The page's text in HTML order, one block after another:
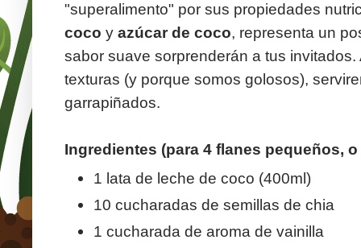
"superalimento" por sus propiedades
coco y azúcar de coco, representa un
sabor suave sorprenderán a tus
texturas (y porque somos golosos),
garrapiñados.
Ingredientes (para 4 flanes pequeños,
1 lata de leche de coco (400ml)
10 cucharadas de semillas de chia
1 cucharada de aroma de vainilla